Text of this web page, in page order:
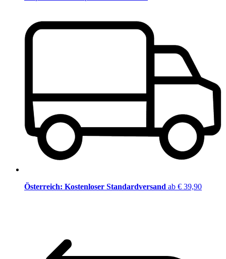
Österreich: Kostenloser Standardversand ab € 39,90